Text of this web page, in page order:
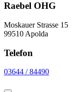
Raebel OHG
Moskauer Strasse 15
99510 Apolda
Telefon
03644 / 84490